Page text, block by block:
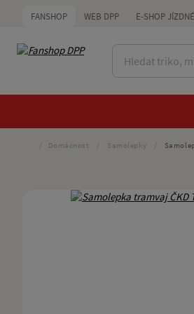
FANSHOP WEB DPP E-SHOP
Domácnost Samolepky